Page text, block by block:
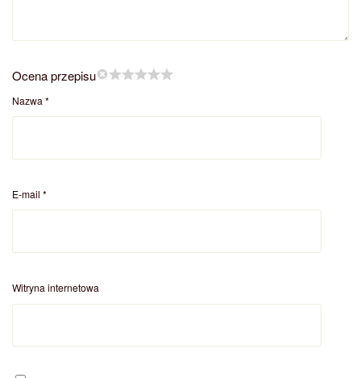
Ocena przepisu
Nazwa *
E-mail *
Witryna internetowa